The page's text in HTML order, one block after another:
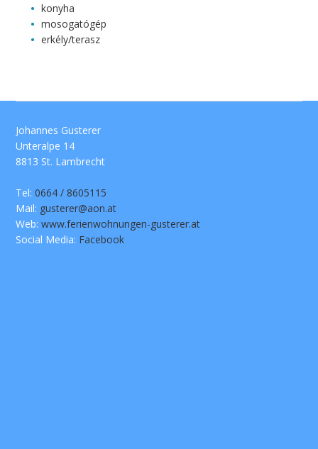
konyha
mosogatógép
erkély/terasz
Johannes Gusterer
Unteralpe 14
8813 St. Lambrecht
Tel:0664 / 8605115
Mail: gusterer@aon.at
Web:www.ferienwohnungen-gusterer.at
Social Media: Facebook